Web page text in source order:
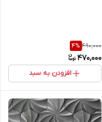
490,000
4%
470,000
افزودن به سبد